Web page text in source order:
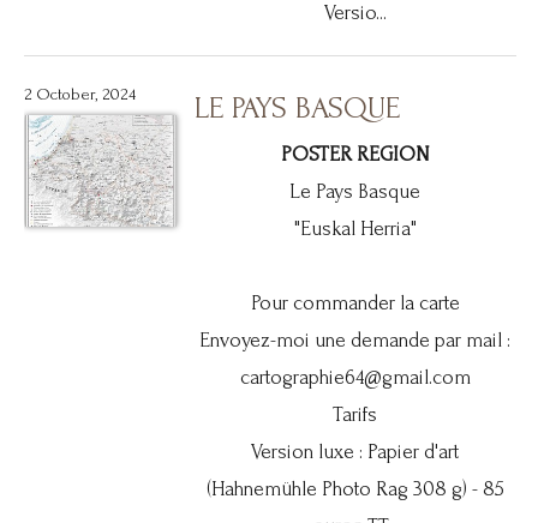
Versio...
2 October, 2024 LE PAYS BASQUE
POSTER REGION
Le Pays Basque
"Euskal Herria"
Pour commander la carte
Envoyez-moi une demande par mail :
cartographie64@gmail.com
Tarifs
Version luxe : Papier d'art
(Hahnemühle Photo Rag 308 g) - 85